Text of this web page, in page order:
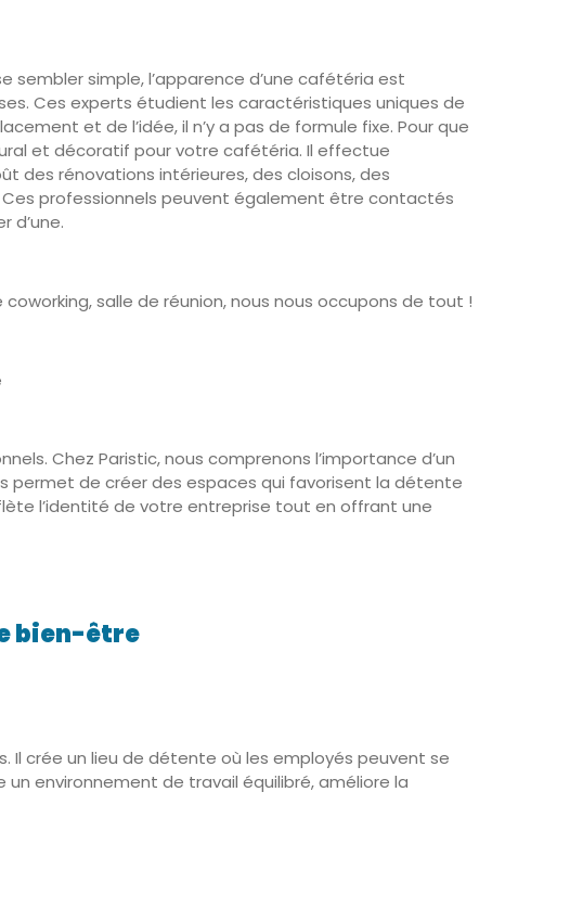
sembler simple, l’apparence d’une cafétéria est
Ces experts étudient les caractéristiques uniques de
et de l’idée, il n’y a pas de formule fixe. Pour que
et décoratif pour votre cafétéria. Il effectue
des rénovations intérieures, des cloisons, des
professionnels peuvent également être contactés
d’une.
salle de réunion, nous nous occupons de tout !
Chez Paristic, nous comprenons l’importance d’un
permet de créer des espaces qui favorisent la détente
l’identité de votre entreprise tout en offrant une
bien-être
Il crée un lieu de détente où les employés peuvent se
environnement de travail équilibré, améliore la